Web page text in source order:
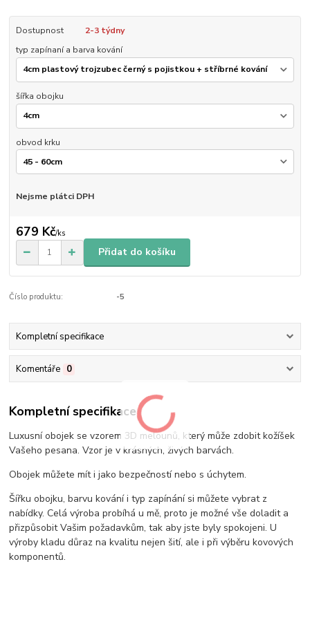
Dostupnost
2-3 týdny
typ zapínaní a barva kování
šířka obojku
obvod krku
Nejsme plátci DPH
679 Kč/ks
Přidat do košíku
Číslo produktu: -5
Kompletní specifikace
Komentáře 0
Kompletní specifikace
Luxusní obojek se vzorem 3D melounů, který může zdobit kožíšek
Vašeho pesana. Vzor je v krásných, živých barvách.
Obojek můžete mít i jako bezpečností nebo s úchytem.
Šířku obojku, barvu kování i typ zapínání si můžete vybrat z
nabídky. Celá výroba probíhá u mě, proto je možné vše doladit a
přizpůsobit Vašim požadavkům, tak aby jste byly spokojeni. U
výroby kladu důraz na kvalitu nejen šití, ale i při výběru kovových
komponentů.